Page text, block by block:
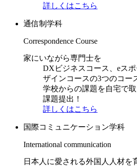
詳しくはこちら
通信制学科
Correspondence Course
家にいながら専門士を
DXビジネスコース、eス
ザインコースの3つのコー
学校からの課題を自宅で
課題提出！
詳しくはこちら
国際コミュニケーション学科
International communication
日本人に愛される外国人人材を